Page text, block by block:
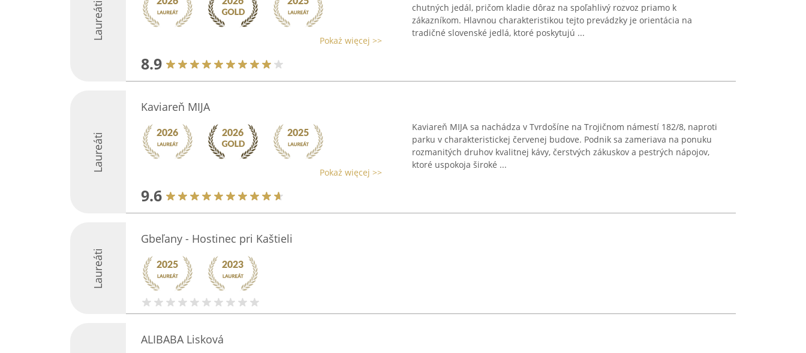
Laureáti Pokaż więcej >>
8.9
chutných jedál, pričom kladie dôraz na spoľahlivý rozvoz priamo k
zákazníkom. Hlavnou charakteristikou tejto prevádzky je orientácia na
tradičné slovenské jedlá, ktoré poskytujú ...
Laureáti
Kaviareň MIJA
Pokaż więcej >>
9.6
Kaviareň MIJA sa nachádza v Tvrdošíne na Trojičnom námestí 182/8, naproti
parku v charakteristickej červenej budove. Podnik sa zameriava na ponuku
rozmanitých druhov kvalitnej kávy, čerstvých zákuskov a pestrých nápojov,
ktoré uspokoja široké ...
Laureáti
Gbeľany - Hostinec pri Kaštieli
ALIBABA Lisková